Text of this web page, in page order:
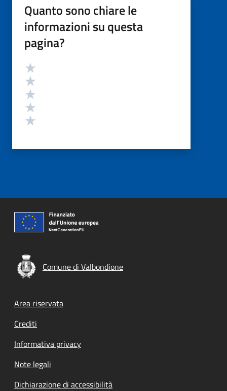
Quanto sono chiare le
informazioni su questa
pagina?
Valutazione
Comune di Valbondione
Footer menu
Area riservata
Crediti
Informativa privacy
Note legali
Dichiarazione di accessibilità